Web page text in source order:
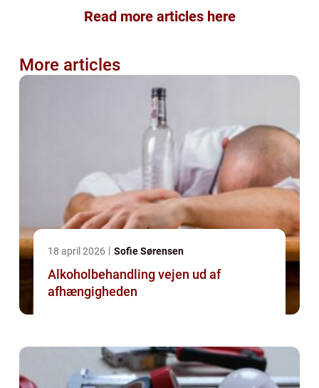
Read more articles here
More articles
18 april 2026 Sofie Sørensen
Alkoholbehandling vejen ud af
afhængigheden